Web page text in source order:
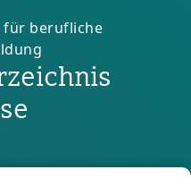
berufliche